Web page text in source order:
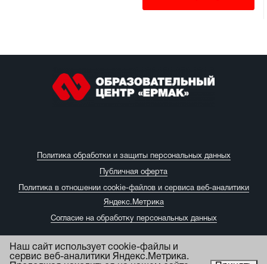
Политика обработки и защиты персональных данных
Публичная оферта
Политика в отношении cookie-файлов и сервиса веб-аналитики
Яндекс.Метрика
Согласие на обработку персональных данных
Наш сайт использует cookie-файлы и
сервис веб-аналитики Яндекс.Метрика.